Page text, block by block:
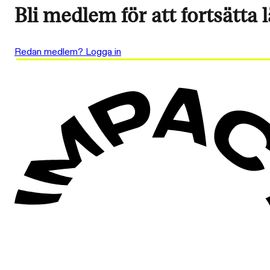
Bli medlem för att fortsätta
Redan medlem? Logga in